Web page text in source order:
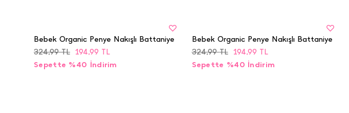
Sepette %40 İndirim
194,99 TL
324,99 TL
Bebek Organic Penye Nakışlı Battaniye
Sepette %40 İndirim
194,99 TL
324,99 TL
Bebek Organic Penye Nakışlı Battaniye